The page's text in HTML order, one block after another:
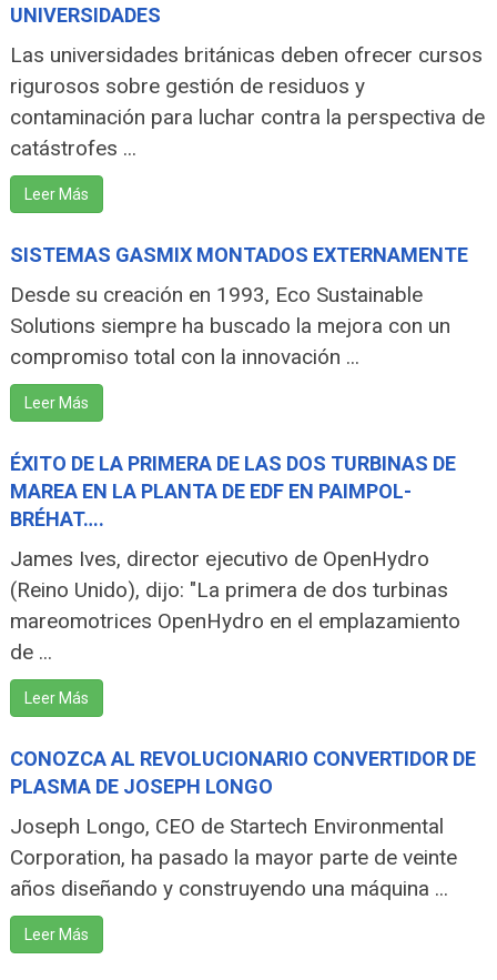
UNIVERSIDADES
Las universidades británicas deben ofrecer cursos
rigurosos sobre gestión de residuos y
contaminación para luchar contra la perspectiva de
catástrofes ...
Leer Más
SISTEMAS GASMIX MONTADOS EXTERNAMENTE
Desde su creación en 1993, Eco Sustainable
Solutions siempre ha buscado la mejora con un
compromiso total con la innovación ...
Leer Más
ÉXITO DE LA PRIMERA DE LAS DOS TURBINAS DE
MAREA EN LA PLANTA DE EDF EN PAIMPOL-
BRÉHAT….
James Ives, director ejecutivo de OpenHydro
(Reino Unido), dijo: "La primera de dos turbinas
mareomotrices OpenHydro en el emplazamiento
de ...
Leer Más
CONOZCA AL REVOLUCIONARIO CONVERTIDOR DE
PLASMA DE JOSEPH LONGO
Joseph Longo, CEO de Startech Environmental
Corporation, ha pasado la mayor parte de veinte
años diseñando y construyendo una máquina ...
Leer Más